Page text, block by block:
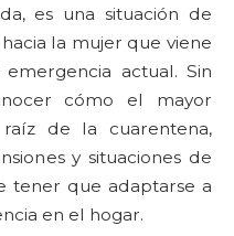
es una situación de
la mujer que viene
actual. Sin
cómo el mayor
de la cuarentena,
y situaciones de
tener que adaptarse a
en el hogar.